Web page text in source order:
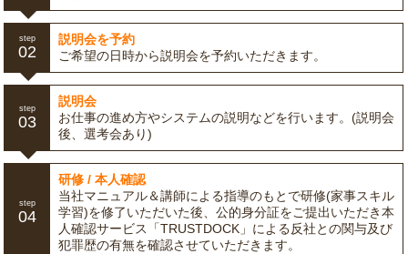
step
02
説明会を予約
ご希望の日時から説明会を予約いただきます。
step
03
説明会
お仕事の進め方やシステムの説明などを行います。(説明会
後、選考会あり)
step
04
研修 / 本人確認
当社マニュアル＆講師による指導のもとで研修(家事スキル
学習)を修了いただいた後、公的身分証をご提出いただき本
人確認サービス「TRUSTDOCK」による反社との関与及び
犯罪歴の有無を確認させていただきます。